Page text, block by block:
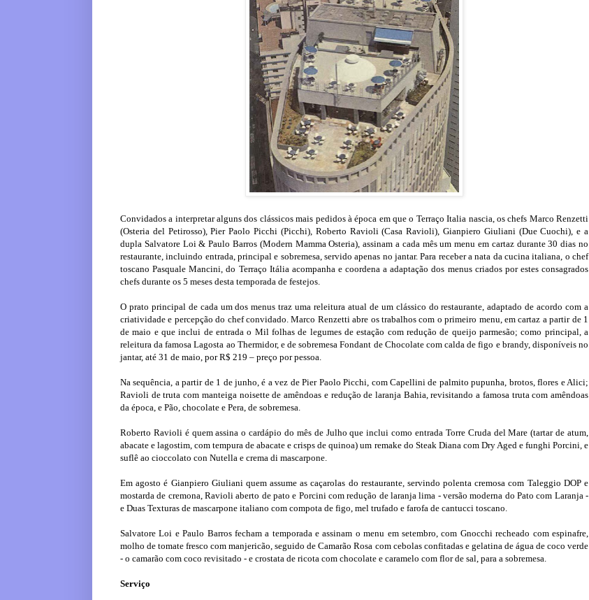
Convidados a interpretar alguns dos clássicos mais pedidos à época em que o Terraço Italia nascia, os chefs Marco Renzetti
(Osteria del Petirosso), Pier Paolo Picchi (Picchi), Roberto Ravioli (Casa Ravioli), Gianpiero Giuliani (Due Cuochi), e a
dupla Salvatore Loi & Paulo Barros (Modern Mamma Osteria), assinam a cada mês um menu em cartaz durante 30 dias no
restaurante, incluindo entrada, principal e sobremesa, servido apenas no jantar. Para receber a nata da cucina italiana, o chef
toscano Pasquale Mancini, do Terraço Itália acompanha e coordena a adaptação dos menus criados por estes consagrados
chefs durante os 5 meses desta temporada de festejos.
O prato principal de cada um dos menus traz uma releitura atual de um clássico do restaurante, adaptado de acordo com a
criatividade e percepção do chef convidado. Marco Renzetti abre os trabalhos com o primeiro menu, em cartaz a partir de 1
de maio e que inclui de entrada o Mil folhas de legumes de estação com redução de queijo parmesão; como principal, a
releitura da famosa Lagosta ao Thermidor, e de sobremesa Fondant de Chocolate com calda de figo e brandy, disponíveis no
jantar, até 31 de maio, por R$ 219 – preço por pessoa.
Na sequência, a partir de 1 de junho, é a vez de Pier Paolo Picchi, com Capellini de palmito pupunha, brotos, flores e Alici;
Ravioli de truta com manteiga noisette de amêndoas e redução de laranja Bahia, revisitando a famosa truta com amêndoas
da época, e Pão, chocolate e Pera, de sobremesa.
Roberto Ravioli é quem assina o cardápio do mês de Julho que inclui como entrada Torre Cruda del Mare (tartar de atum,
abacate e lagostim, com tempura de abacate e crisps de quinoa) um remake do Steak Diana com Dry Aged e funghi Porcini, e
suflê ao cioccolato con Nutella e crema di mascarpone.
Em agosto é Gianpiero Giuliani quem assume as caçarolas do restaurante, servindo polenta cremosa com Taleggio DOP e
mostarda de cremona, Ravioli aberto de pato e Porcini com redução de laranja lima - versão moderna do Pato com Laranja -
e Duas Texturas de mascarpone italiano com compota de figo, mel trufado e farofa de cantucci toscano.
Salvatore Loi e Paulo Barros fecham a temporada e assinam o menu em setembro, com Gnocchi recheado com espinafre,
molho de tomate fresco com manjericão, seguido de Camarão Rosa com cebolas confitadas e gelatina de água de coco verde
- o camarão com coco revisitado - e crostata de ricota com chocolate e caramelo com flor de sal, para a sobremesa.
Serviço